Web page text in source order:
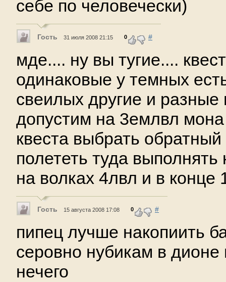
себе по человечески)
Гость 31 июля 2008 21:15 0 #
мде.... ну вы тугие....
одинаковые у темных
свеилых другие и
допустим на 3емлвл
квеста выбрать
полететь туда
на волках 4лвл и в конце
Гость 15 августа 2008 17:08 0 #
пипец лучше накопиить
серовно нубикам в дионе
нечего